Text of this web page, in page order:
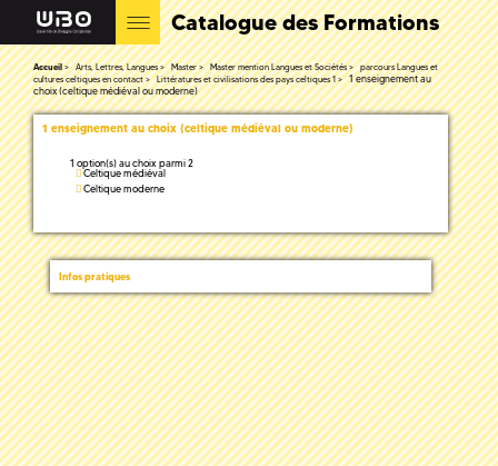
Catalogue des Formations
Accueil Arts, Lettres, Langues Master Master mention Langues et Sociétés
parcours Langues et
cultures celtiques en contact
Littératures et civilisations des pays celtiques 1
1 enseignement au
choix (celtique médiéval ou moderne)
1 enseignement au choix (celtique médiéval ou moderne)
1 option(s) au choix parmi 2
Celtique médiéval
Celtique moderne
Infos pratiques